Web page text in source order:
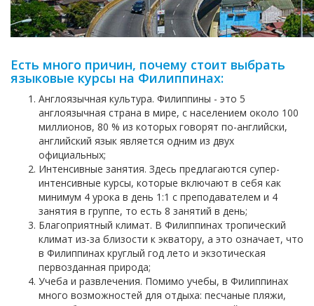
Есть много причин, почему стоит выбрать
языковые курсы на Филиппинах:
Англоязычная культура. Филиппины - это 5
англоязычная страна в мире, с населением около 100
миллионов, 80 % из которых говорят по-английски,
английский язык является одним из двух
официальных;
Интенсивные занятия. Здесь предлагаются супер-
интенсивные курсы, которые включают в себя как
минимум 4 урока в день 1:1 с преподавателем и 4
занятия в группе, то есть 8 занятий в день;
Благоприятный климат. В Филиппинах тропический
климат из-за близости к экватору, а это означает, что
в Филиппинах круглый год лето и экзотическая
первозданная природа;
Учеба и развлечения. Помимо учебы, в Филиппинах
много возможностей для отдыха: песчаные пляжи,